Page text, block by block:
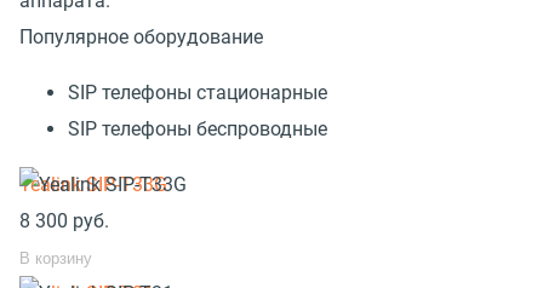
Популярное оборудование
SIP телефоны стационарные
SIP телефоны беспроводные
Yealink SIP-T33G
8 300 руб.
В корзину